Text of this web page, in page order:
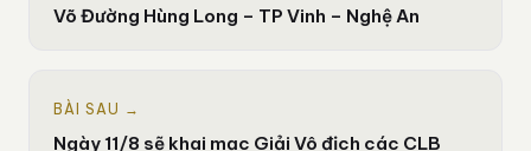
Võ Đường Hùng Long – TP Vinh – Nghệ An
BÀI SAU →
Ngày 11/8 sẽ khai mạc Giải Vô địch các CLB